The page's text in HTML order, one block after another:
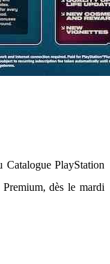
PlayStation
dès le mardi